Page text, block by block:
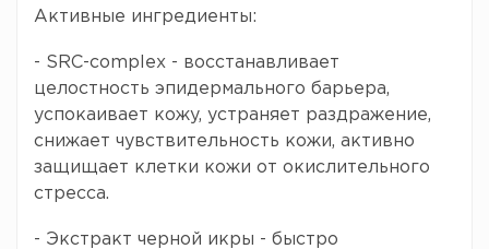
Активные ингредиенты:
- SRC-complex - восстанавливает
целостность эпидермального барьера,
успокаивает кожу, устраняет раздражение,
снижает чувствительность кожи, активно
защищает клетки кожи от окислительного
стресса.
- Экстракт черной икры - быстро